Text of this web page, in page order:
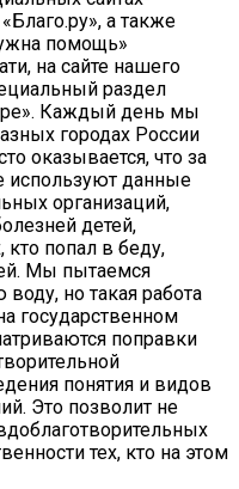
а также
помощь»
на сайте нашего
раздел
Каждый день мы
городах России
оказывается, что за
используют данные
организаций,
детей,
кто попал в беду,
Мы пытаемся
но такая работа
государственном
поправки
понятия и видов
Это позволит не
тех, кто на этом